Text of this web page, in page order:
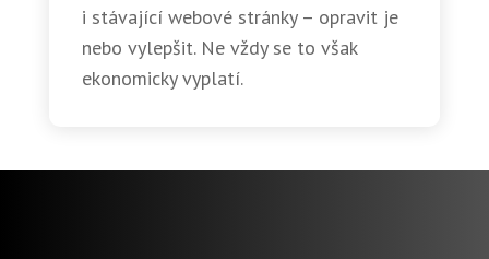
i stávající webové stránky – opravit je
nebo vylepšit. Ne vždy se to však
ekonomicky vyplatí.